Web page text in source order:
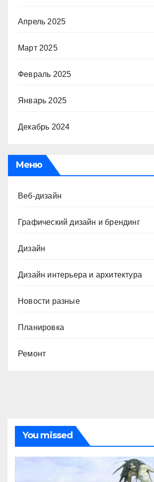
Апрель 2025
Март 2025
Февраль 2025
Январь 2025
Декабрь 2024
Меню
Веб-дизайн
Графический дизайн и брендинг
Дизайн
Дизайн интерьера и архитектура
Новости разные
Планировка
Ремонт
You missed